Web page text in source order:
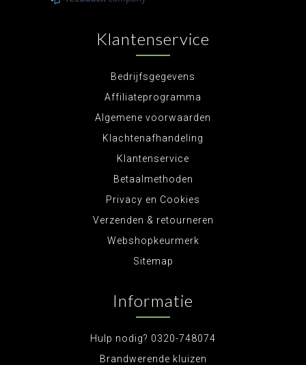
Klantenservice
Bedrijfsgegevens
Affiliateprogramma
Algemene voorwaarden
Klachtenafhandeling
Klantenservice
Betaalmethoden
Privacy en Cookies
Verzenden & retourneren
Webshopkeurmerk
Sitemap
Informatie
Hulp nodig? 0320-748074
Brandwerende kluizen